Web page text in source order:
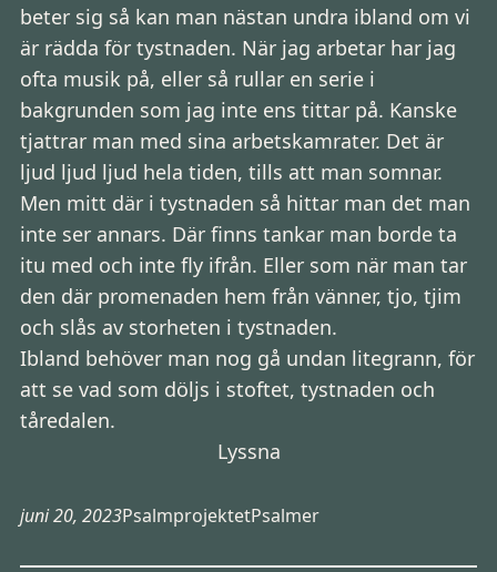
beter sig så kan man nästan undra ibland om vi
är rädda för tystnaden. När jag arbetar har jag
ofta musik på, eller så rullar en serie i
bakgrunden som jag inte ens tittar på. Kanske
tjattrar man med sina arbetskamrater. Det är
ljud ljud ljud hela tiden, tills att man somnar.
Men mitt där i tystnaden så hittar man det man
inte ser annars. Där finns tankar man borde ta
itu med och inte fly ifrån. Eller som när man tar
den där promenaden hem från vänner, tjo, tjim
och slås av storheten i tystnaden.
Ibland behöver man nog gå undan litegrann, för
att se vad som döljs i stoftet, tystnaden och
tåredalen.
Lyssna
juni 20, 2023PsalmprojektetPsalmer